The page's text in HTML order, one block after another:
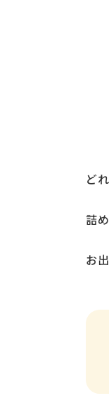
ど
詰
お